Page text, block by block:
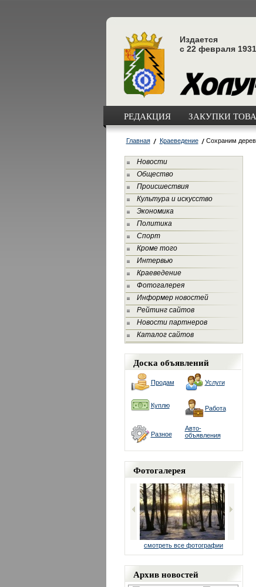
Издается
с 22 февраля
РЕДАКЦИЯ ЗАКУПКИ
Главная Краеведение Сохраним
Новости
Общество
Происшествия
Культура и искусство
Экономика
Политика
Спорт
Кроме того
Интервью
Краеведение
Фотогалерея
Информер новостей
Рейтинг сайтов
Новости партнеров
Каталог сайтов
Доска объявлений
Продам Услуги
Куплю Работа
Разное
Авто-
объявления
Фотогалерея
смотреть все фотографии
Архив новостей